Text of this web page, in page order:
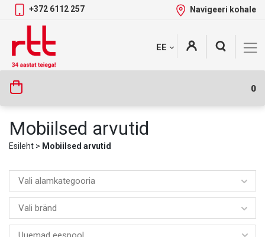
Skip
content
+372 6112 257 Navigeeri kohale
EE
0
Tootekategooriad +
Mobiilsed arvutid
Esileht > Mobiilsed arvutid
Vali alamkategooria
Vali bränd